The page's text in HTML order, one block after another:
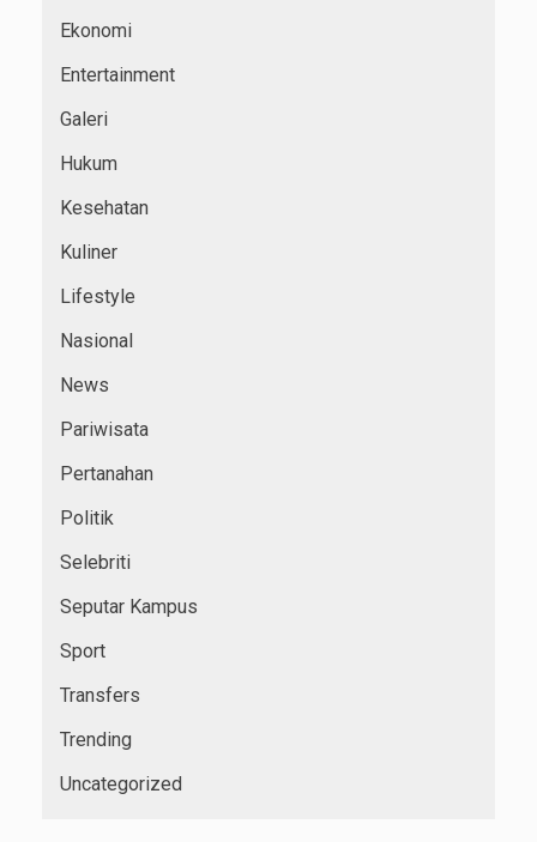
Ekonomi
Entertainment
Galeri
Hukum
Kesehatan
Kuliner
Lifestyle
Nasional
News
Pariwisata
Pertanahan
Politik
Selebriti
Seputar Kampus
Sport
Transfers
Trending
Uncategorized